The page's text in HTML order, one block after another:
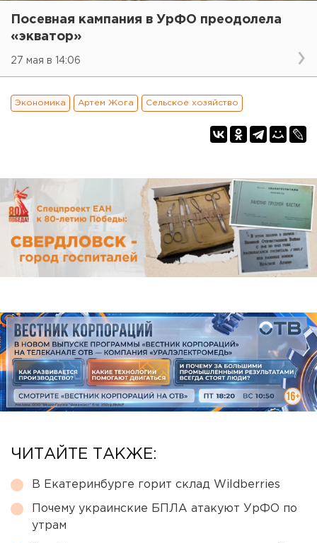
Посевная кампания в УрФО преодолела
«экватор»
27 мая в 14:06
Экономика Артем Жога Сельское хозяйство
ЧИТАЙТЕ ТАКЖЕ:
В Екатеринбурге горит склад Wildberries
Почему украинские БПЛА атакуют УрФО по
утрам